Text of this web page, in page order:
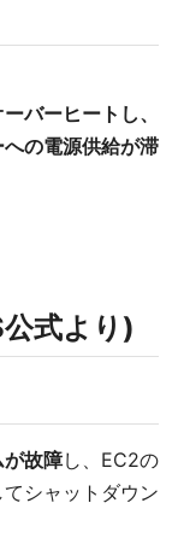
バーヒートし、
の電源供給が滞
式より)
故障し、EC2の
シャットダウン